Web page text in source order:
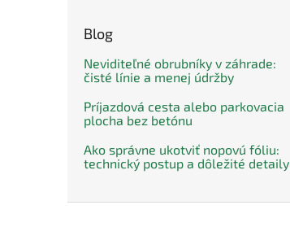
Blog
Neviditeľné obrubníky v záhrade:
čisté línie a menej údržby
Príjazdová cesta alebo parkovacia
plocha bez betónu
Ako správne ukotviť nopovú fóliu:
technický postup a dôležité detaily